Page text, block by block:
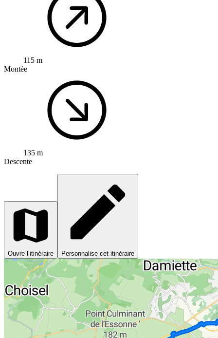
115 m
Montée
135 m
Descente
Ouvre l’itinéraire Personnalise cet itinéraire